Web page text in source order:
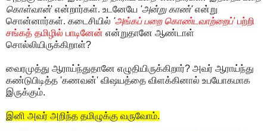
கொள்வான்' என்றார்கள். உடனேயே 'அன்று காண்' என்று
சொன்னார்கள். கடைசியில் 'அங்கப் பறை கொண்டவாற்றைப்' பற்றி
சங்கத் தமிழில் பாடினேன் என்றுதானே ஆண்டாள்
சொல்லியிருக்கிறாள்?
வைரமுத்து ஆராய்ந்துதானே எழுதியிருக்கிறார்? அவர் ஆராய்ந்து
கண்டுபிடித்த 'கணவன்' விஷயத்தை விளக்கினால் உபயோகமாக
இருக்கும்.
இனி அவர் அறிந்த தமிழுக்கு வருவோம்.